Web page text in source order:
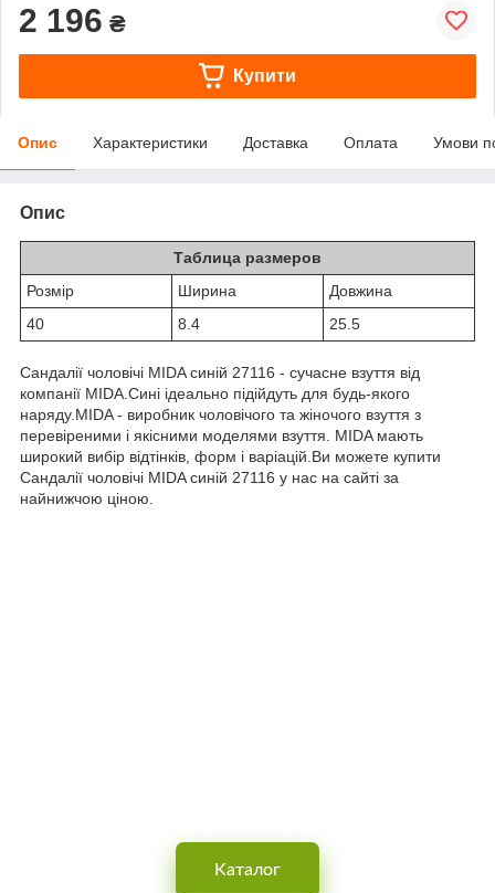
2 196 ₴
Купити
Опис Характеристики Доставка Оплата Умови
Опис
Таблица размеров
Розмiр
Ширина
Довжина
40
8.4 25.5
Сандалії чоловічі MIDA синій 27116 - сучасне взуття від
компанії MIDA.Сині ідеально підійдуть для будь-якого
наряду.MIDA - виробник чоловічого та жіночого взуття з
перевіреними і якісними моделями взуття. MIDA мають
широкий вибір відтінків, форм і варіацій.Ви можете купити
Сандалії чоловічі MIDA синій 27116 у нас на сайті за
найнижчою ціною.
Kаталог